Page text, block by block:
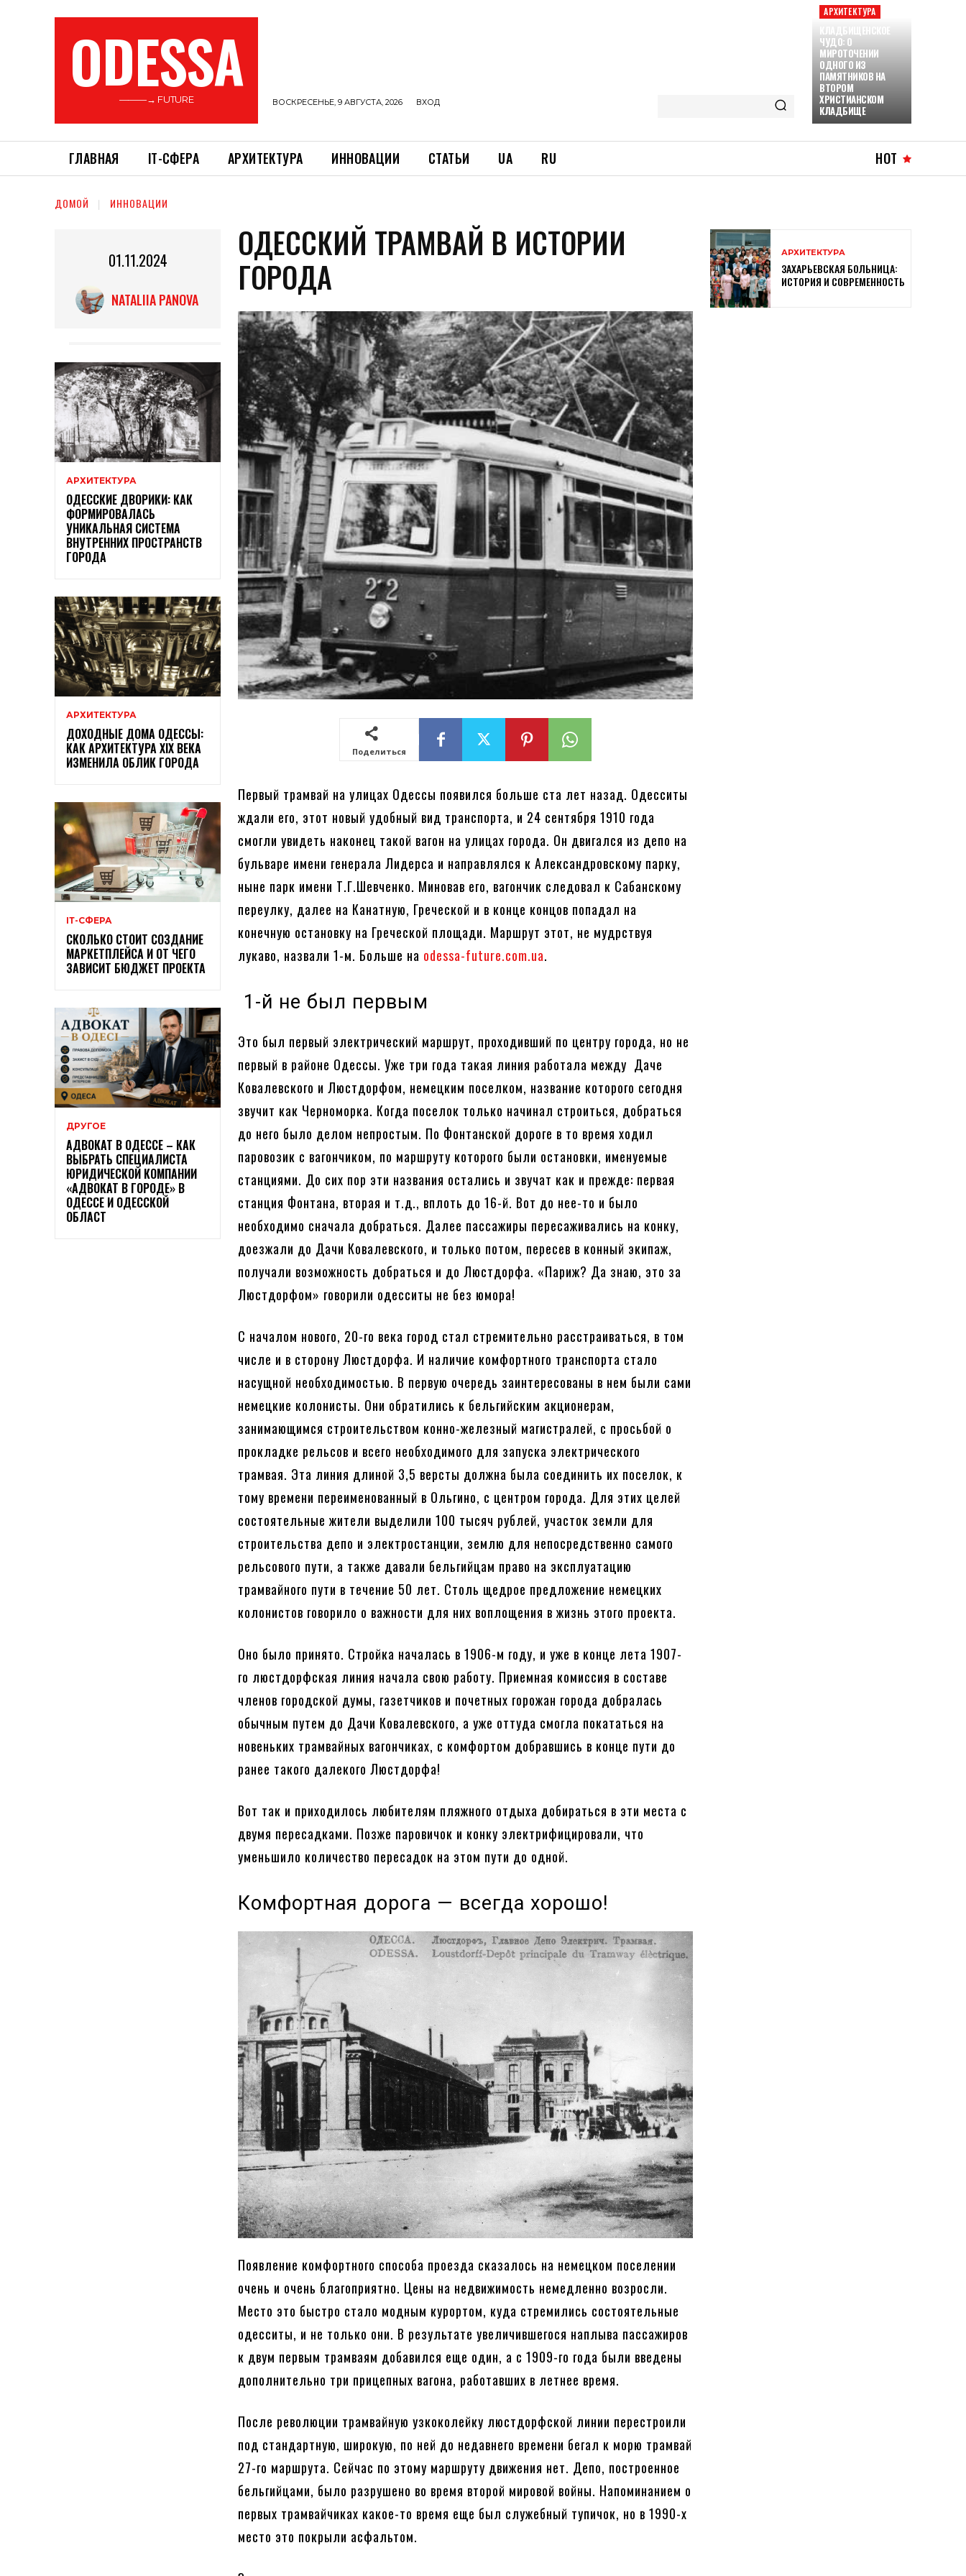
ODESSA
———→ FUTURE ВОСКРЕСЕНЬЕ, 9 АВГУСТА, 2026 ВХОД
АРХИТЕКТУРА
КЛАДБИЩЕНСКОЕ
ЧУДО: О
МИРОТОЧЕНИИ
ОДНОГО ИЗ
ПАМЯТНИКОВ НА
ВТОРОМ
ХРИСТИАНСКОМ
КЛАДБИЩЕ
ГЛАВНАЯ ІТ-СФЕРА АРХИТЕКТУРА ИННОВАЦИИ СТАТЬИ UA RU HOT
ДОМОЙ ИННОВАЦИИ
01.11.2024
NATALIIA PANOVA
АРХИТЕКТУРА
ОДЕССКИЕ ДВОРИКИ: КАК
ФОРМИРОВАЛАСЬ
УНИКАЛЬНАЯ СИСТЕМА
ВНУТРЕННИХ ПРОСТРАНСТВ
ГОРОДА
АРХИТЕКТУРА
ДОХОДНЫЕ ДОМА ОДЕССЫ:
КАК АРХИТЕКТУРА XIX ВЕКА
ИЗМЕНИЛА ОБЛИК ГОРОДА
ІТ-СФЕРА
СКОЛЬКО СТОИТ СОЗДАНИЕ
МАРКЕТПЛЕЙСА И ОТ ЧЕГО
ЗАВИСИТ БЮДЖЕТ ПРОЕКТА
ДРУГОЕ
АДВОКАТ В ОДЕССЕ – КАК
ВЫБРАТЬ СПЕЦИАЛИСТА
ЮРИДИЧЕСКОЙ КОМПАНИИ
«АДВОКАТ В ГОРОДЕ» В
ОДЕССЕ И ОДЕССКОЙ
ОБЛАСТ
ОДЕССКИЙ ТРАМВАЙ В ИСТОРИИ
ГОРОДА
Поделиться
Первый трамвай на улицах Одессы появился больше ста лет назад. Одесситы
ждали его, этот новый удобный вид транспорта, и 24 сентября 1910 года
смогли увидеть наконец такой вагон на улицах города. Он двигался из депо на
бульваре имени генерала Лидерса и направлялся к Александровскому парку,
ныне парк имени Т.Г.Шевченко. Миновав его, вагончик следовал к Сабанскому
переулку, далее на Канатную, Греческой и в конце концов попадал на
конечную остановку на Греческой площади. Маршрут этот, не мудрствуя
лукаво, назвали 1-м. Больше на odessa-future.com.ua.
1-й не был первым
Это был первый электрический маршрут, проходивший по центру города, но не
первый в районе Одессы. Уже три года такая линия работала между Даче
Ковалевского и Люстдорфом, немецким поселком, название которого сегодня
звучит как Черноморка. Когда поселок только начинал строиться, добраться
до него было делом непростым. По Фонтанской дороге в то время ходил
паровозик с вагончиком, по маршруту которого были остановки, именуемые
станциями. До сих пор эти названия остались и звучат как и прежде: первая
станция Фонтана, вторая и т.д., вплоть до 16-й. Вот до нее-то и было
необходимо сначала добраться. Далее пассажиры пересаживались на конку,
доезжали до Дачи Ковалевского, и только потом, пересев в конный экипаж,
получали возможность добраться и до Люстдорфа. «Париж? Да знаю, это за
Люстдорфом» говорили одесситы не без юмора!
С началом нового, 20-го века город стал стремительно расстраиваться, в том
числе и в сторону Люстдорфа. И наличие комфортного транспорта стало
насущной необходимостью. В первую очередь заинтересованы в нем были сами
немецкие колонисты. Они обратились к бельгийским акционерам,
занимающимся строительством конно-железный магистралей, с просьбой о
прокладке рельсов и всего необходимого для запуска электрического
трамвая. Эта линия длиной 3,5 версты должна была соединить их поселок, к
тому времени переименованный в Ольгино, с центром города. Для этих целей
состоятельные жители выделили 100 тысяч рублей, участок земли для
строительства депо и электростанции, землю для непосредственно самого
рельсового пути, а также давали бельгийцам право на эксплуатацию
трамвайного пути в течение 50 лет. Столь щедрое предложение немецких
колонистов говорило о важности для них воплощения в жизнь этого проекта.
Оно было принято. Стройка началась в 1906-м году, и уже в конце лета 1907-
го люстдорфская линия начала свою работу. Приемная комиссия в составе
членов городской думы, газетчиков и почетных горожан города добралась
обычным путем до Дачи Ковалевского, а уже оттуда смогла покататься на
новеньких трамвайных вагончиках, с комфортом добравшись в конце пути до
ранее такого далекого Люстдорфа!
Вот так и приходилось любителям пляжного отдыха добираться в эти места с
двумя пересадками. Позже паровичок и конку электрифицировали, что
уменьшило количество пересадок на этом пути до одной.
Комфортная дорога — всегда хорошо!
Появление комфортного способа проезда сказалось на немецком поселении
очень и очень благоприятно. Цены на недвижимость немедленно возросли.
Место это быстро стало модным курортом, куда стремились состоятельные
одесситы, и не только они. В результате увеличившегося наплыва пассажиров
к двум первым трамваям добавился еще один, а с 1909-го года были введены
дополнительно три прицепных вагона, работавших в летнее время.
После революции трамвайную узкоколейку люстдорфской линии перестроили
под стандартную, широкую, по ней до недавнего времени бегал к морю трамвай
27-го маршрута. Сейчас по этому маршруту движения нет. Депо, построенное
бельгийцами, было разрушено во время второй мировой войны. Напоминанием о
первых трамвайчиках какое-то время еще был служебный тупичок, но в 1990-х
место это покрыли асфальтом.
АРХИТЕКТУРА
ЗАХАРЬЕВСКАЯ БОЛЬНИЦА:
ИСТОРИЯ И СОВРЕМЕННОСТЬ